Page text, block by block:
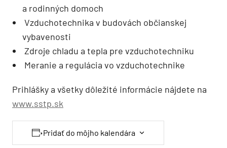
a rodinných domoch
Vzduchotechnika v budovách občianskej
vybavenosti
Zdroje chladu a tepla pre vzduchotechniku
Meranie a regulácia vo vzduchotechnike
Prihlášky a všetky dôležité informácie nájdete na
www.sstp.sk
Pridať do môjho kalendára